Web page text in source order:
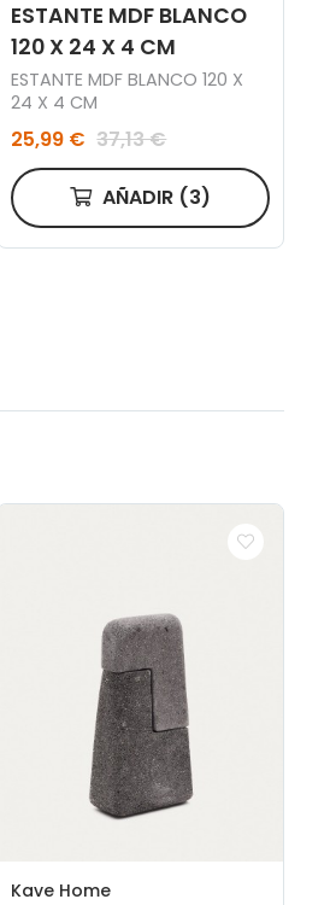
ESTANTE MDF BLANCO
120 X 24 X 4 CM
ESTANTE MDF BLANCO 120 X
24 X 4 CM
25,99 € 37,13 €
AÑADIR (3)
Kave Home